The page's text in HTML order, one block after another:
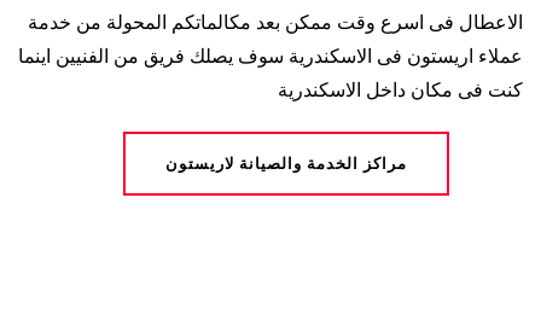
الاعطال فى اسرع وقت ممكن بعد مكالماتكم المحولة من خدمة
عملاء اريستون فى الاسكندرية سوف يصلك فريق من الفنيين اينما
كنت فى مكان داخل الاسكندرية
مراكز الخدمة والصيانة لاريستون